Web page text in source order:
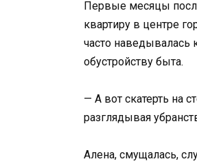
Первые месяцы
квартиру в центре
часто
обустройству быта.
— А вот скатерть на
разглядывая
Алена, смущалась,